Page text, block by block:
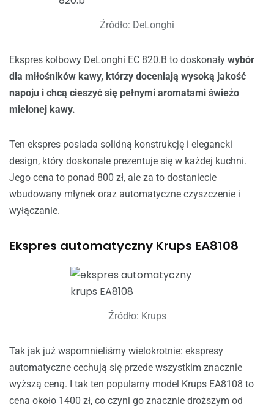
Źródło: DeLonghi
Ekspres kolbowy DeLonghi EC 820.B to doskonały wybór
dla miłośników kawy, którzy doceniają wysoką jakość
napoju i chcą cieszyć się pełnymi aromatami świeżo
mielonej kawy.
Ten ekspres posiada solidną konstrukcję i elegancki
design, który doskonale prezentuje się w każdej kuchni.
Jego cena to ponad 800 zł, ale za to dostaniecie
wbudowany młynek oraz automatyczne czyszczenie i
wyłączanie.
Ekspres automatyczny Krups EA8108
Źródło: Krups
Tak jak już wspomnieliśmy wielokrotnie: ekspresy
automatyczne cechują się przede wszystkim znacznie
wyższą ceną. I tak ten popularny model Krups EA8108 to
cena około 1400 zł, co czyni go znacznie droższym od